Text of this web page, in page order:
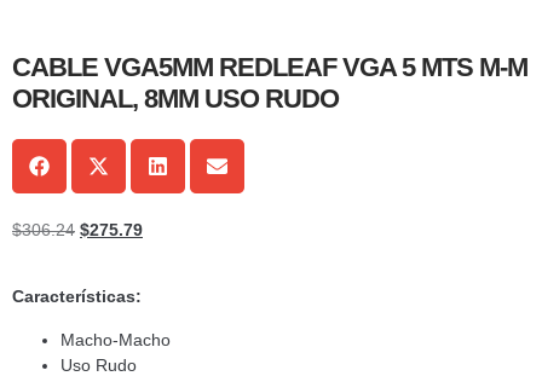
CABLE VGA5MM REDLEAF VGA 5 MTS M-M
ORIGINAL, 8MM USO RUDO
$306.24 $275.79
Características:
Macho-Macho
Uso Rudo